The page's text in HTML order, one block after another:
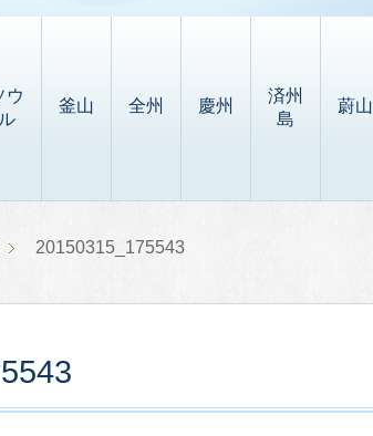
ウ
ル
釜山 全州 慶州
済州
島
蔚山
20150315_175543